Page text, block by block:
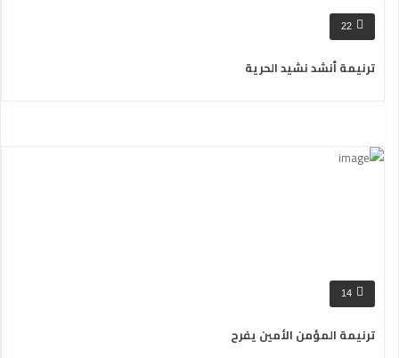
22
ترنيمة أنشد نشيد الحرية
14
ترنيمة المؤمن الأمين يفرح